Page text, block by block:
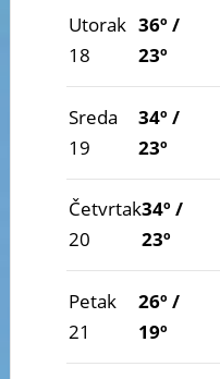
Utorak
18
36º /
23º
Sreda
19
34º /
23º
Četvrtak
20
34º /
23º
Petak
21
26º /
19º